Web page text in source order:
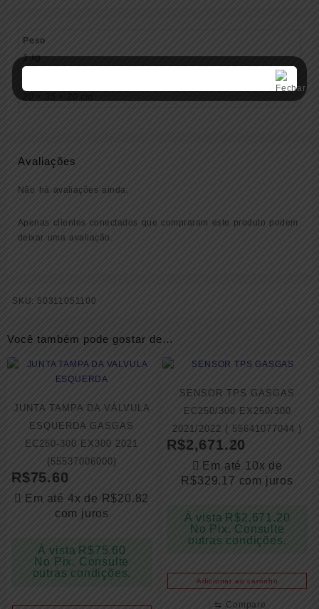
Peso
1 kg
Avaliações
Não há avaliações ainda.
Apenas clientes conectados que compraram este produto podem
deixar uma avaliação.
SKU: 50311051100
Você também pode gostar de…
JUNTA TAMPA DA VÁLVULA
ESQUERDA GASGAS
EC250-300 EX300 2021
(55537006000)
R$75.60
Em até 4x de R$20.82
com juros
À vista R$75.60
No Pix. Consulte
outras condições.
SENSOR TPS GASGAS
EC250/300 EX250/300
2021/2022 ( 55641077044 )
R$2,671.20
Em até 10x de
R$329.17 com juros
À vista R$2,671.20
No Pix. Consulte
outras condições.
Adicionar ao carrinho
⇆ Compare